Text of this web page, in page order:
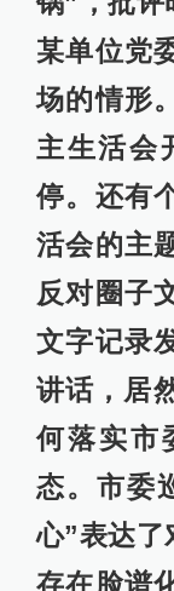
某单位党
场的情形
主生活会
停。还有
活会的主
反对圈子
文字记录
讲话，居
何落实市
态。市委
心”表达了
存在脸谱